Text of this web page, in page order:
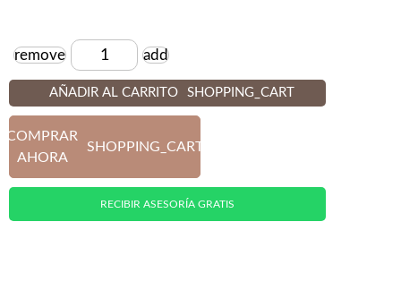
Cantidad
remove add
AÑADIR AL CARRITO SHOPPING_CART
COMPRAR
AHORA
SHOPPING_CART
RECIBIR ASESORÍA GRATIS